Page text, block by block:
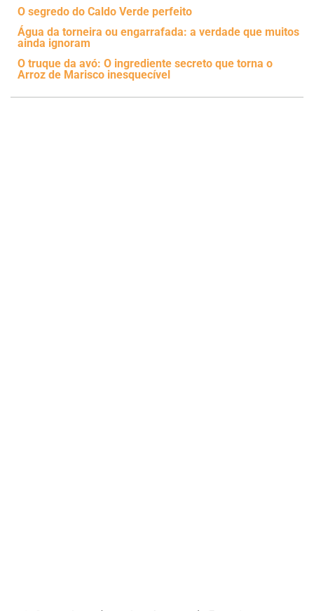
O segredo do Caldo Verde perfeito
Água da torneira ou engarrafada: a verdade que muitos
ainda ignoram
O truque da avó: O ingrediente secreto que torna o
Arroz de Marisco inesquecível